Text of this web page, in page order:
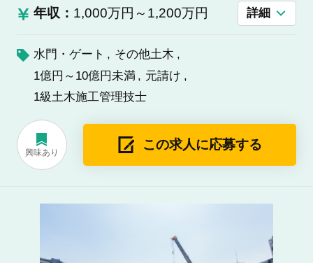
年収： 1,000万円～1,200万円 詳細
水門・ゲート
その他土木
1億円～10億円未満
元請け
1級土木施工管理技士
興味あり
この求人に応募する